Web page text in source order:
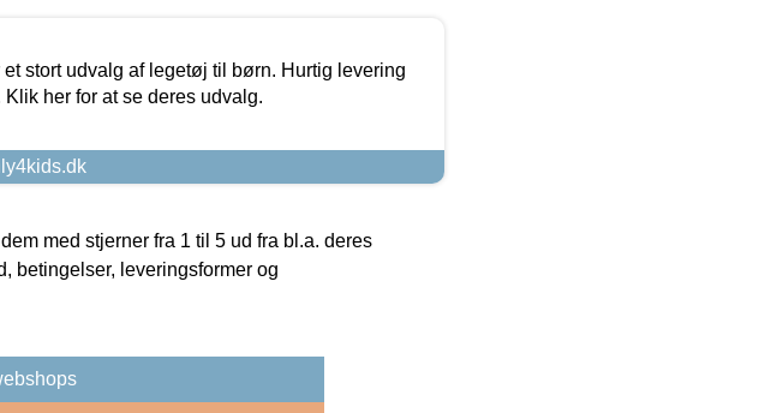
stort udvalg af legetøj til børn. Hurtig levering
her for at se deres udvalg.
med stjerner fra 1 til 5 ud fra bl.a. deres
betingelser, leveringsformer og